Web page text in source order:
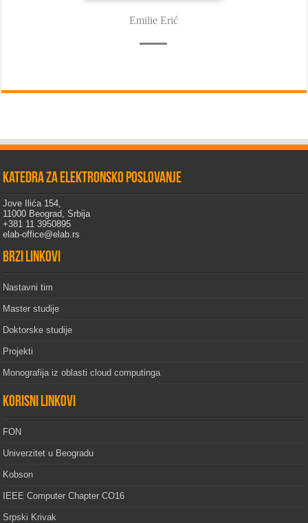
Emilie Erić
Katedra za elektronsko poslovanje
Jove Ilića 154,
11000 Beograd, Srbija
+381 11 3950895
elab-office@elab.rs
Brzi linkovi
Nastavni tim
Master studije
Doktorske studije
Projekti
Monografija iz oblasti cloud computinga
Korisni linkovi
FON
Univerzitet u Beogradu
Kobson
IEEE Computer Chapter CO16
Srpski Krivak